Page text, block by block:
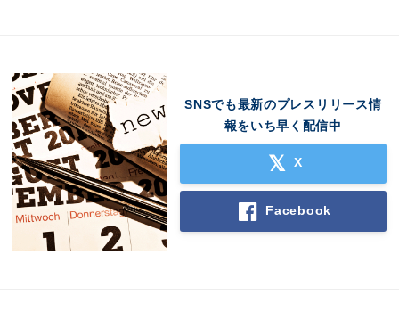
SNSでも最新のプレスリリース情
報をいち早く配信中
X
Facebook